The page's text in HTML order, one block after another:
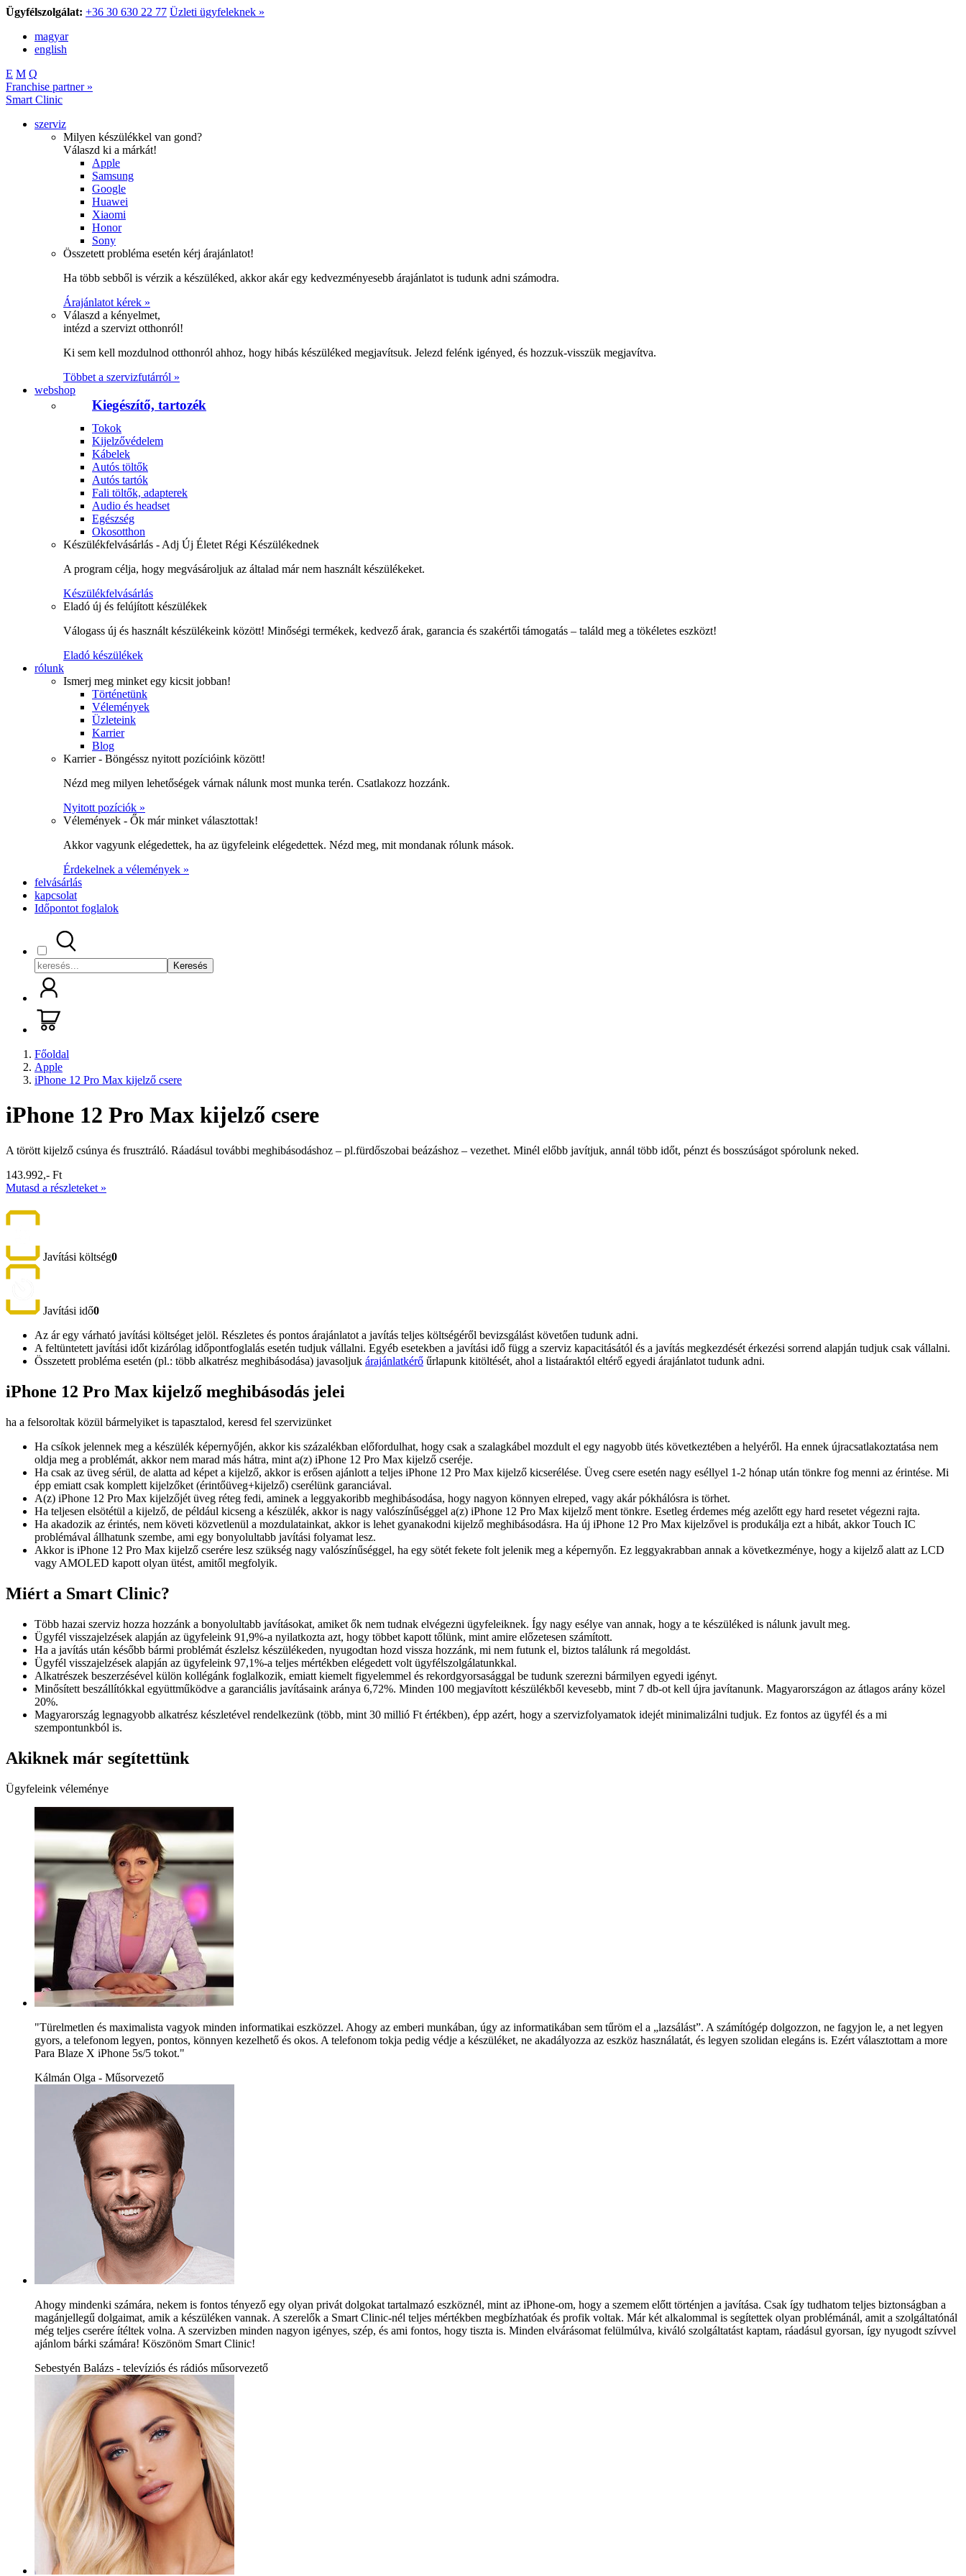
Ügyfélszolgálat: +36 30 630 22 77 Üzleti ügyfeleknek »
magyar
english
E M Q
Franchise partner »
Smart Clinic
szerviz
Milyen készülékkel van gond?
Válaszd ki a márkát!
Apple
Samsung
Google
Huawei
Xiaomi
Honor
Sony
Összetett probléma esetén kérj árajánlatot!
Ha több sebből is vérzik a készüléked, akkor akár egy kedvezményesebb árajánlatot is tudunk adni számodra.
Árajánlatot kérek »
Válaszd a kényelmet,
intézd a szervizt otthonról!
Ki sem kell mozdulnod otthonról ahhoz, hogy hibás készüléked megjavítsuk. Jelezd felénk igényed, és hozzuk-visszük megjavítva.
Többet a szervizfutárról »
webshop
Kiegészítő, tartozék
Tokok
Kijelzővédelem
Kábelek
Autós töltők
Autós tartók
Fali töltők, adapterek
Audio és headset
Egészség
Okosotthon
Készülékfelvásárlás - Adj Új Életet Régi Készülékednek
A program célja, hogy megvásároljuk az általad már nem használt készülékeket.
Készülékfelvásárlás
Eladó új és felújított készülékek
Válogass új és használt készülékeink között! Minőségi termékek, kedvező árak, garancia és szakértői támogatás – találd meg a tökéletes eszközt!
Eladó készülékek
rólunk
Ismerj meg minket egy kicsit jobban!
Történetünk
Vélemények
Üzleteink
Karrier
Blog
Karrier - Böngéssz nyitott pozícióink között!
Nézd meg milyen lehetőségek várnak nálunk most munka terén. Csatlakozz hozzánk.
Nyitott pozíciók »
Vélemények - Ők már minket választottak!
Akkor vagyunk elégedettek, ha az ügyfeleink elégedettek. Nézd meg, mit mondanak rólunk mások.
Érdekelnek a vélemények »
felvásárlás
kapcsolat
Időpontot foglalok
Keresés
Főoldal
Apple
iPhone 12 Pro Max kijelző csere
iPhone 12 Pro Max kijelző csere
A törött kijelző csúnya és frusztráló. Ráadásul további meghibásodáshoz – pl.fürdőszobai beázáshoz – vezethet. Minél előbb javítjuk, annál több időt, pénzt és bosszúságot spórolunk neked.
143.992,- Ft
Mutasd a részleteket »
Javítási költség0
Javítási idő0
Az ár egy várható javítási költséget jelöl. Részletes és pontos árajánlatot a javítás teljes költségéről bevizsgálást követően tudunk adni.
A feltüntetett javítási időt kizárólag időpontfoglalás esetén tudjuk vállalni. Egyéb esetekben a javítási idő függ a szerviz kapacitásától és a javítás megkezdését érkezési sorrend alapján tudjuk csak vállalni.
Összetett probléma esetén (pl.: több alkatrész meghibásodása) javasoljuk árajánlatkérő űrlapunk kitöltését, ahol a listaáraktól eltérő egyedi árajánlatot tudunk adni.
iPhone 12 Pro Max kijelző meghibásodás jelei
ha a felsoroltak közül bármelyiket is tapasztalod, keresd fel szervizünket
Ha csíkok jelennek meg a készülék képernyőjén, akkor kis százalékban előfordulhat, hogy csak a szalagkábel mozdult el egy nagyobb ütés következtében a helyéről. Ha ennek újracsatlakoztatása nem
oldja meg a problémát, akkor nem marad más hátra, mint a(z) iPhone 12 Pro Max kijelző cseréje.
Ha csak az üveg sérül, de alatta ad képet a kijelző, akkor is erősen ajánlott a teljes iPhone 12 Pro Max kijelző kicserélése. Üveg csere esetén nagy eséllyel 1-2 hónap után tönkre fog menni az érintése. Mi
épp emiatt csak komplett kijelzőket (érintőüveg+kijelző) cserélünk garanciával.
A(z) iPhone 12 Pro Max kijelzőjét üveg réteg fedi, aminek a leggyakoribb meghibásodása, hogy nagyon könnyen elreped, vagy akár pókhálósra is törhet.
Ha teljesen elsötétül a kijelző, de például kicseng a készülék, akkor is nagy valószínűséggel a(z) iPhone 12 Pro Max kijelző ment tönkre. Esetleg érdemes még azelőtt egy hard resetet végezni rajta.
Ha akadozik az érintés, nem követi közvetlenül a mozdulatainkat, akkor is lehet gyanakodni kijelző meghibásodásra. Ha új iPhone 12 Pro Max kijelzővel is produkálja ezt a hibát, akkor Touch IC
problémával állhatunk szembe, ami egy bonyolultabb javítási folyamat lesz.
Akkor is iPhone 12 Pro Max kijelző cserére lesz szükség nagy valószínűséggel, ha egy sötét fekete folt jelenik meg a képernyőn. Ez leggyakrabban annak a következménye, hogy a kijelző alatt az LCD
vagy AMOLED kapott olyan ütést, amitől megfolyik.
Miért a Smart Clinic?
Több hazai szerviz hozza hozzánk a bonyolultabb javításokat, amiket ők nem tudnak elvégezni ügyfeleiknek. Így nagy esélye van annak, hogy a te készüléked is nálunk javult meg.
Ügyfél visszajelzések alapján az ügyfeleink 91,9%-a nyilatkozta azt, hogy többet kapott tőlünk, mint amire előzetesen számított.
Ha a javítás után később bármi problémát észlelsz készülékeden, nyugodtan hozd vissza hozzánk, mi nem futunk el, biztos találunk rá megoldást.
Ügyfél visszajelzések alapján az ügyfeleink 97,1%-a teljes mértékben elégedett volt ügyfélszolgálatunkkal.
Alkatrészek beszerzésével külön kollégánk foglalkozik, emiatt kiemelt figyelemmel és rekordgyorsasággal be tudunk szerezni bármilyen egyedi igényt.
Minősített beszállítókkal együttműködve a garanciális javításaink aránya 6,72%. Minden 100 megjavított készülékből kevesebb, mint 7 db-ot kell újra javítanunk. Magyarországon az átlagos arány közel
20%.
Magyarország legnagyobb alkatrész készletével rendelkezünk (több, mint 30 millió Ft értékben), épp azért, hogy a szervizfolyamatok idejét minimalizálni tudjuk. Ez fontos az ügyfél és a mi
szempontunkból is.
Akiknek már segítettünk
Ügyfeleink véleménye
"Türelmetlen és maximalista vagyok minden informatikai eszközzel. Ahogy az emberi munkában, úgy az informatikában sem tűröm el a „lazsálást”. A számítógép dolgozzon, ne fagyjon le, a net legyen
gyors, a telefonom legyen, pontos, könnyen kezelhető és okos. A telefonom tokja pedig védje a készüléket, ne akadályozza az eszköz használatát, és legyen szolidan elegáns is. Ezért választottam a more
Para Blaze X iPhone 5s/5 tokot."
Kálmán Olga - Műsorvezető
Ahogy mindenki számára, nekem is fontos tényező egy olyan privát dolgokat tartalmazó eszköznél, mint az iPhone-om, hogy a szemem előtt történjen a javítása. Csak így tudhatom teljes biztonságban a
magánjellegű dolgaimat, amik a készüléken vannak. A szerelők a Smart Clinic-nél teljes mértékben megbízhatóak és profik voltak. Már két alkalommal is segítettek olyan problémánál, amit a szolgáltatónál
még teljes cserére ítéltek volna. A szervizben minden nagyon igényes, szép, és ami fontos, hogy tiszta is. Minden elvárásomat felülmúlva, kiváló szolgáltatást kaptam, ráadásul gyorsan, így nyugodt szívvel
ajánlom bárki számára! Köszönöm Smart Clinic!
Sebestyén Balázs - televíziós és rádiós műsorvezető